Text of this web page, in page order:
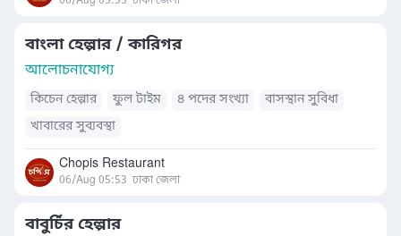
বাংলা হেল্পার / কারিগর
আলোচনাযোগ্য
কিচেন হেল্পার ফুল টাইম ৪ পদের সংখ্যা
বাসস্থান সুবিধা
খাবারের সুব্যবস্থা
Chopis Restaurant
06/Aug 05:53 ঢাকা জেলা
বাবুর্চির হেল্পার